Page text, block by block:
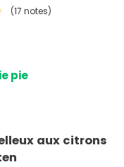
(17 notes)
pie
aux citrons